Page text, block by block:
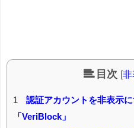
目次 [非
1
認証アカウントを非表示
「VeriBlock」